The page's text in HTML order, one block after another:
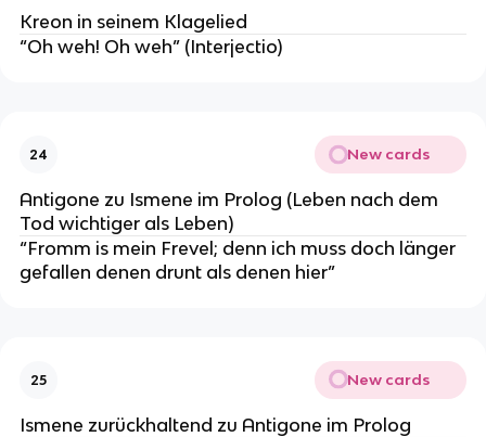
Kreon in seinem Klagelied
“Oh weh! Oh weh” (Interjectio)
24 New cards
Antigone zu Ismene im Prolog (Leben nach dem
Tod wichtiger als Leben)
“Fromm is mein Frevel; denn ich muss doch länger
gefallen denen drunt als denen hier”
25 New cards
Ismene zurückhaltend zu Antigone im Prolog